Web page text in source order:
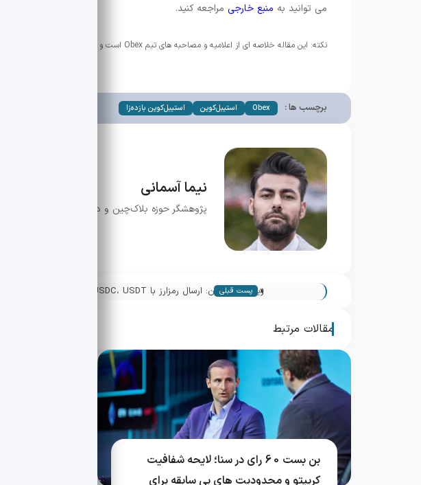
می توانید به منبع خارجی مراجعه کنید.
نکته: این مقاله خلاصه ای از اعلامیه و مصاحبه های تیم Obex است و خوانندگان باید قبل از هر تصمیم سرمایه گذاری تحقیقات تکمیلی انجام دهند.
برچسب ها : Obex استیبل‌کوین استیبل‌کوین بازده‌زا
نیما آسمانی
پژوهشگر حوزه بلاک‌چین و دیفای. تمرکز من روی
« پست قبلی
ریولوت پالیگان: ارسال رمزارز با USDC، USDT و POL — جزئیات و آمار
مقالات مرتبط
بن بست 60 رای در سنا؛ لایحه شفافیت
کریپتو و محدودیت های بی سابقه برای